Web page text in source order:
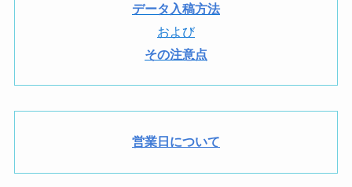
データ入稿方法
および
その注意点
営業日について